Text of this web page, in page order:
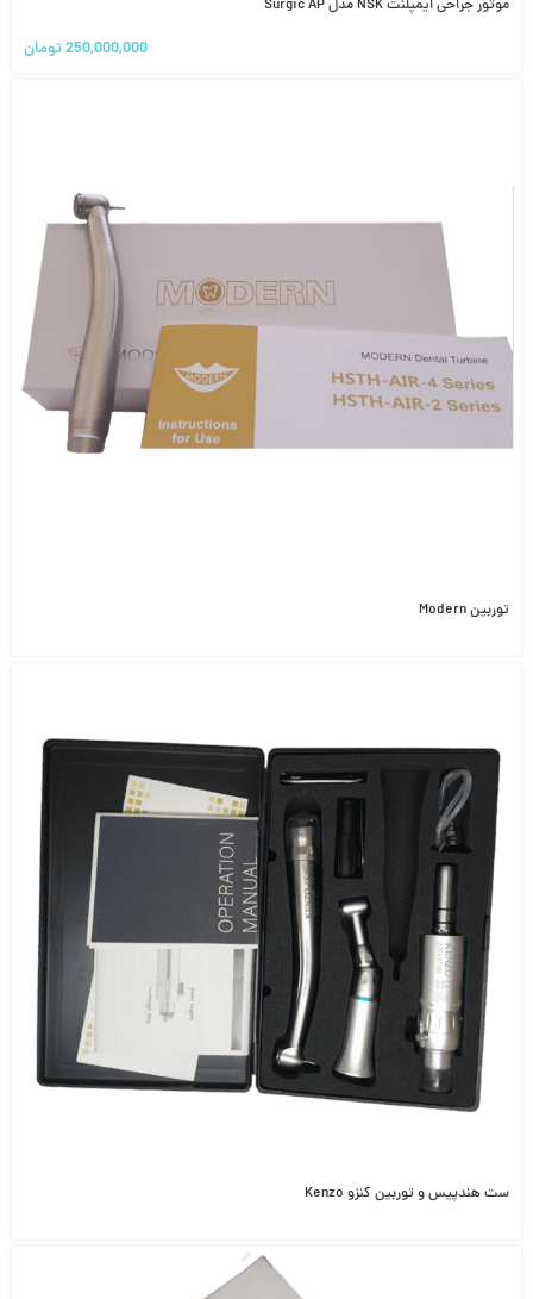
موتور جراحی ایمپلنت NSK مدل Surgic AP
250,000,000تومان
توربین Modern
ست هندپیس و توربین کنزو Kenzo